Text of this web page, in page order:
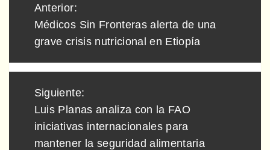
entradas
Anterior:
Médicos Sin Fronteras alerta de una
grave crisis nutricional en Etiopía
Siguiente:
Luis Planas analiza con la FAO
iniciativas internacionales para
mantener la seguridad alimentaria